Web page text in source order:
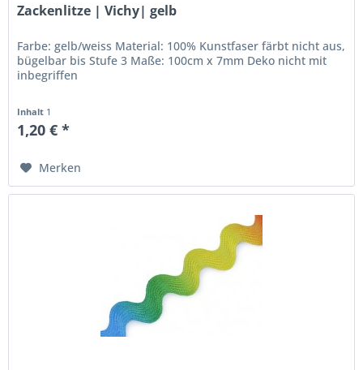
Zackenlitze | Vichy| gelb
Farbe: gelb/weiss Material: 100% Kunstfaser färbt nicht aus,
bügelbar bis Stufe 3 Maße: 100cm x 7mm Deko nicht mit
inbegriffen
Inhalt 1
1,20 € *
Merken